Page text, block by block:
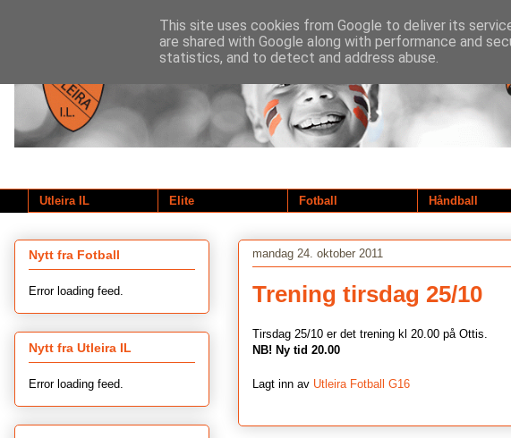
Utleira IL Elite Fotball Håndball
mandag 24. oktober 2011
Trening tirsdag 25/10
Tirsdag 25/10 er det trening kl 20.00 på Ottis.
NB! Ny tid 20.00
Lagt inn av Utleira Fotball G16
Nytt fra Fotball
Error loading feed.
Nytt fra Utleira IL
Error loading feed.
This site uses cookies from Google to deliver its
are shared with Google along with performance and
statistics, and to detect and address abuse.